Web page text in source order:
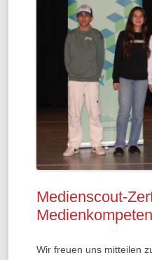
Medienscout-
Wir freuen uns mitteilen